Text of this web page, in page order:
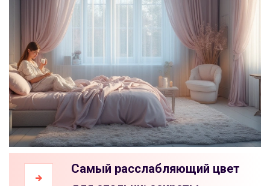
Самый расслабляющий цвет